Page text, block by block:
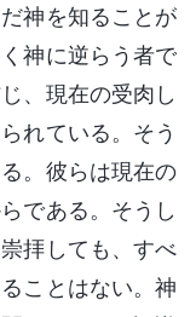
神を知ることが
神に逆らう者で
、現在の受肉し
れている。そう
。彼らは現在の
である。そうし
拝しても、すべ
ことはない。神